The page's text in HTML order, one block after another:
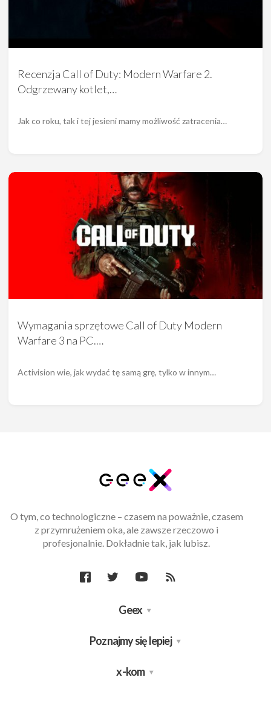
Recenzja Call of Duty: Modern Warfare 2.
Odgrzewany kotlet,…
Jak co roku, tak i tej jesieni mamy możliwość zatracenia…
Wymagania sprzętowe Call of Duty Modern
Warfare 3 na PC.…
Activision wie, jak wydać tę samą grę, tylko w innym…
O tym, co technologiczne – czasem na poważnie, czasem
z przymrużeniem oka, ale zawsze rzeczowo i
profesjonalnie. Dokładnie tak, jak lubisz.
Geex
Poznajmy się lepiej
x-kom